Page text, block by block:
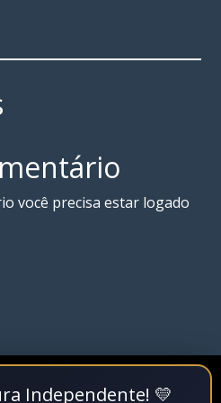
você precisa estar logado
Independente! 💛